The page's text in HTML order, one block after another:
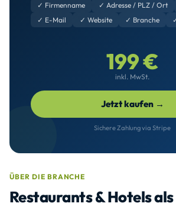
✓ Firmenname ✓ Adresse / PLZ / Ort
✓ E-Mail
✓ Website ✓ Branche
199 €
inkl. MwSt.
Jetzt kaufen →
Sichere Zahlung via Stripe
ÜBER DIE BRANCHE
Restaurants & Hotels